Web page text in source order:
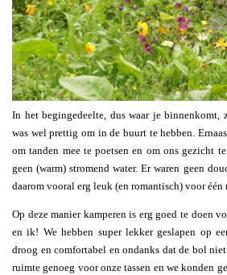
In het begingedeelte, dus waar je binnenkomt,
was wel prettig om in de buurt te hebben.
om tanden mee te poetsen en om ons gezicht
geen (warm) stromend water. Er waren geen
daarom vooral erg leuk (en romantisch) voor één
Op deze manier kamperen is erg goed te doen
en ik! We hebben super lekker geslapen op
droog en comfortabel en ondanks dat de bol
ruimte genoeg voor onze tassen en we konden